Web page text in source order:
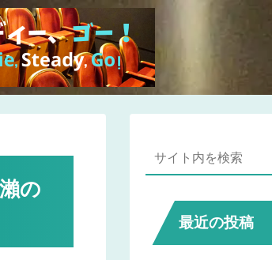
の
最近の投稿